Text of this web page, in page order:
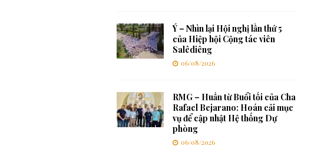
Ý – Nhìn lại Hội nghị lần thứ 5
của Hiệp hội Cộng tác viên
Salêdiêng
06/08/2026
RMG – Huấn từ Buổi tối của Cha
Rafael Bejarano: Hoán cải mục
vụ để cập nhật Hệ thống Dự
phòng
06/08/2026